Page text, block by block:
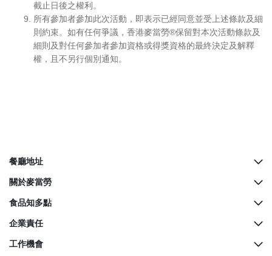
截止日後之權利。
所有參加者參加此次活動，即表示已經同意並受上述條款及細
則約束。如有任何爭議，香港麥當勞®保留對本次活動條款及
細則及對任何參加者參加資格或得獎資格的最終決定及解釋
權，且不另行個別通知。
餐廳地址
所有餐廳地址
McCafé櫃檯地址
關於麥當勞
歷史
餐廳設計
麥當勞親子會
食品知多點
營養資料
麥當勞奇趣百科
企業責任
綠色營運
工作機會